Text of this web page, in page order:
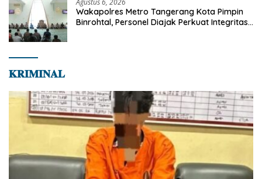
Agustus 6, 2026
Wakapolres Metro Tangerang Kota Pimpin
Binrohtal, Personel Diajak Perkuat Integritas
𝐊𝐑𝐈𝐌𝐈𝐍𝐀𝐋